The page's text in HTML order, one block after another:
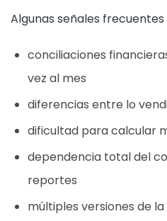
Algunas señales frecuentes
conciliaciones
vez al mes
diferencias entre lo
dificultad para calcular
dependencia total del
reportes
múltiples versiones de